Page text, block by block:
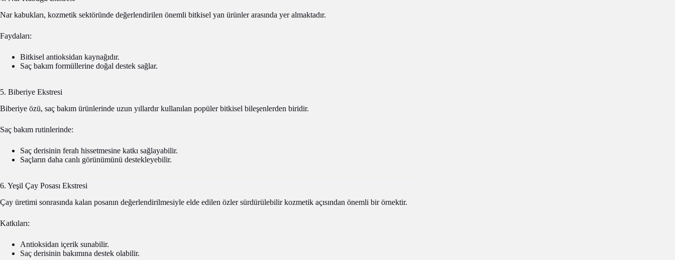
Nar kabukları, kozmetik sektöründe değerlendirilen önemli bitkisel yan ürünler arasında yer almaktadır.
Faydaları:
Bitkisel antioksidan kaynağıdır.
Saç bakım formüllerine doğal destek sağlar.
5. Biberiye Ekstresi
Biberiye özü, saç bakım ürünlerinde uzun yıllardır kullanılan popüler bitkisel bileşenlerden biridir.
Saç bakım rutinlerinde:
Saç derisinin ferah hissetmesine katkı sağlayabilir.
Saçların daha canlı görünümünü destekleyebilir.
6. Yeşil Çay Posası Ekstresi
Çay üretimi sonrasında kalan posanın değerlendirilmesiyle elde edilen özler sürdürülebilir kozmetik açısından önemli bir örnektir.
Katkıları:
Antioksidan içerik sunabilir.
Saç derisinin bakımına destek olabilir.